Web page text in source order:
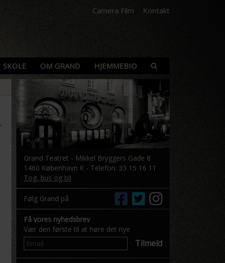
Camera Film Kontakt
SKOLE OM GRAND HJEMMEBIO
Grand Teatret - Mikkel Bryggers Gade 8
1460 København K - Telefon: 33 15 16 11
Tog, bus og bil
Følg Grand på
Få vores nyhedsbrev
Vær den første til at høre det nye
Tilmeld